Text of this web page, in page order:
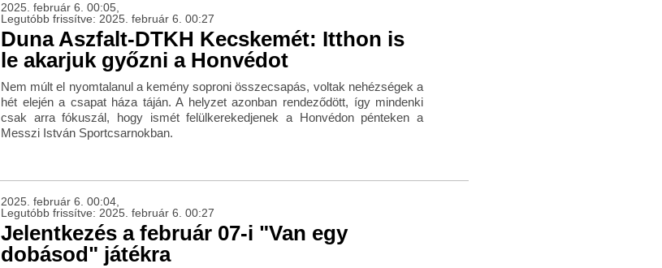
2025. február 6. 00:05,
Legutóbb frissítve: 2025. február 6. 00:27
Duna Aszfalt-DTKH Kecskemét: Itthon is
le akarjuk győzni a Honvédot
Nem múlt el nyomtalanul a kemény soproni összecsapás, voltak nehézségek a
hét elején a csapat háza táján. A helyzet azonban rendeződött, így mindenki
csak arra fókuszál, hogy ismét felülkerekedjenek a Honvédon pénteken a
Messzi István Sportcsarnokban.
2025. február 6. 00:04,
Legutóbb frissítve: 2025. február 6. 00:27
Jelentkezés a február 07-i "Van egy
dobásod" játékra